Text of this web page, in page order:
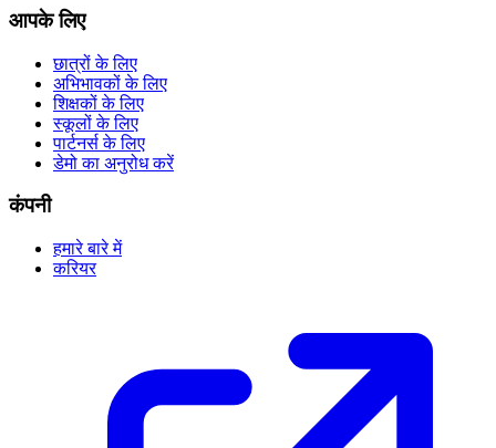
आपके लिए
छात्रों के लिए
अभिभावकों के लिए
शिक्षकों के लिए
स्कूलों के लिए
पार्टनर्स के लिए
डेमो का अनुरोध करें
कंपनी
हमारे बारे में
करियर